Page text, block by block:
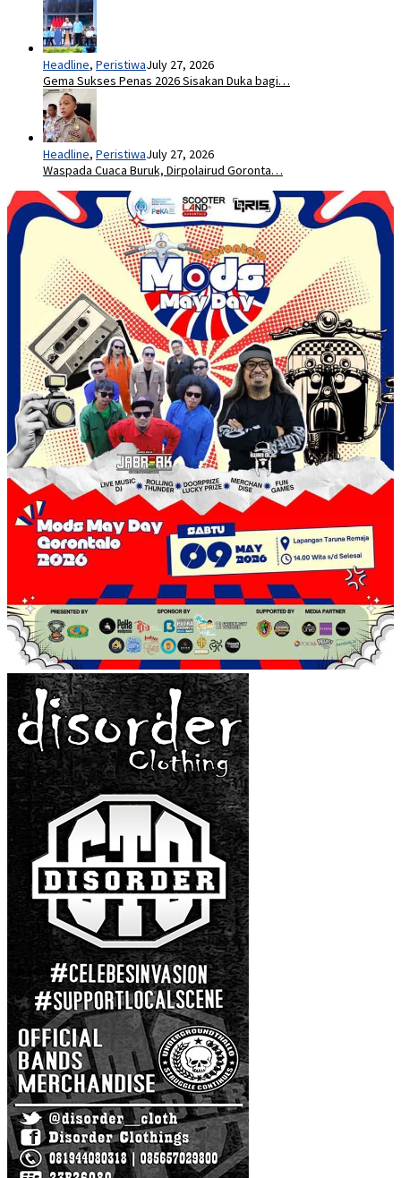
Headline, PeristiwaJuly 27, 2026
Gema Sukses Penas 2026 Sisakan Duka bagi…
Headline, PeristiwaJuly 27, 2026
Waspada Cuaca Buruk, Dirpolairud Goronta…